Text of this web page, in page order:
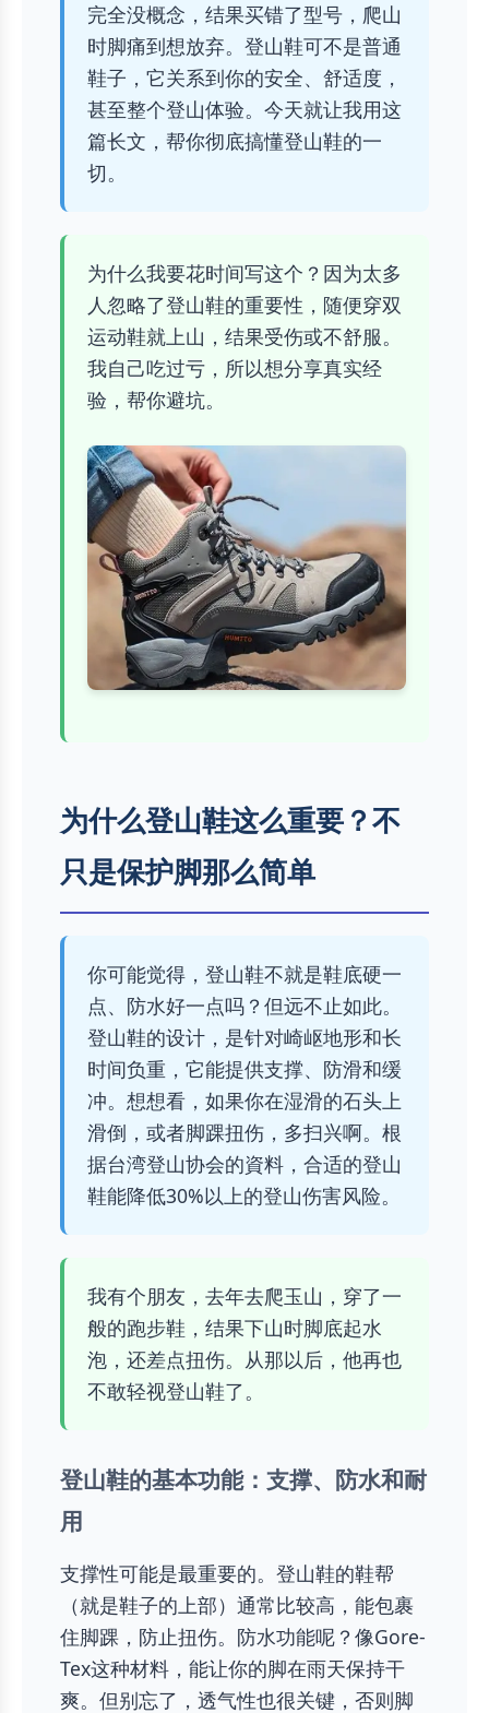
完全没概念，结果买错了型号，爬山
时脚痛到想放弃。登山鞋可不是普通
鞋子，它关系到你的安全、舒适度，
甚至整个登山体验。今天就让我用这
篇长文，帮你彻底搞懂登山鞋的一
切。
为什么我要花时间写这个？因为太多
人忽略了登山鞋的重要性，随便穿双
运动鞋就上山，结果受伤或不舒服。
我自己吃过亏，所以想分享真实经
验，帮你避坑。
为什么登山鞋这么重要？不
只是保护脚那么简单
你可能觉得，登山鞋不就是鞋底硬一
点、防水好一点吗？但远不止如此。
登山鞋的设计，是针对崎岖地形和长
时间负重，它能提供支撑、防滑和缓
冲。想想看，如果你在湿滑的石头上
滑倒，或者脚踝扭伤，多扫兴啊。根
据台湾登山协会的資料，合适的登山
鞋能降低30%以上的登山伤害风险。
我有个朋友，去年去爬玉山，穿了一
般的跑步鞋，结果下山时脚底起水
泡，还差点扭伤。从那以后，他再也
不敢轻视登山鞋了。
登山鞋的基本功能：支撑、防水和耐
用
支撑性可能是最重要的。登山鞋的鞋帮
（就是鞋子的上部）通常比较高，能包裹
住脚踝，防止扭伤。防水功能呢？像Gore-
Tex这种材料，能让你的脚在雨天保持干
爽。但别忘了，透气性也很关键，否则脚